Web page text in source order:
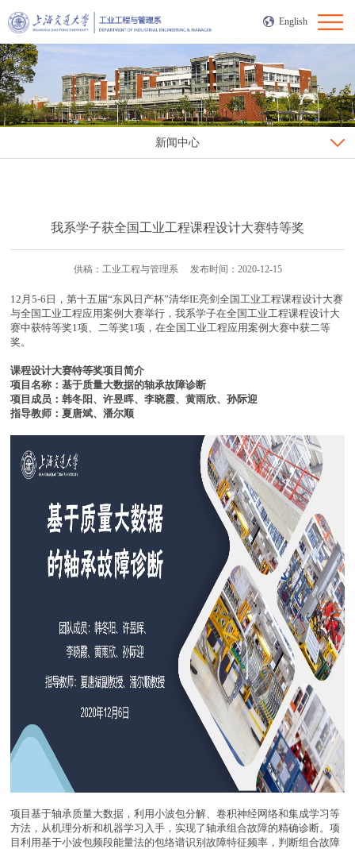
English
新闻中心
我系学子获全国工业工程课程设计大赛特等奖
供稿：工业工程与管理系 发布时间：2020-12-15
12月5-6日，第十五届“东风日产杯”清华IE亮剑全国工业工程课程设计大赛
与全国工业工程应用案例大赛举行，我系学子在全国工业工程课程设计大
赛中获特等奖1项、二等奖1项，在全国工业工程应用案例大赛中获二等
奖。
课程设计大赛特等奖项目简介
项目名称：基于质量大数据的轴承故障诊断
项目成员：韩冬阳、许昱晖、李晓霞、黄雨欣、孙际迎
指导教师：夏唐斌、潘尔顺
项目基于轴承质量大数据，利用小波包分解、卷积神经网络和集成学习等
方法，从机理分析和机器学习入手，实现了轴承组合故障的精确诊断。项
目利用基于小波包频段能量法的包络谱识别故障特征频率，判断组合故障